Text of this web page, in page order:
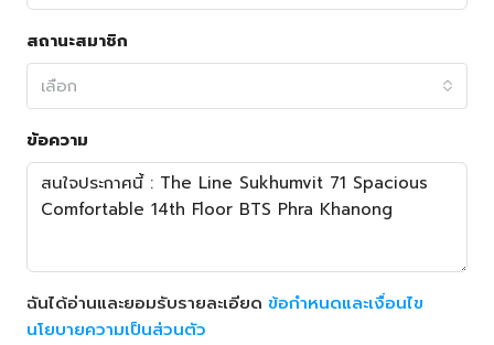
สถานะสมาชิก
เลือก
ข้อความ
ฉันได้อ่านและยอมรับรายละเอียด ข้อกำหนดและเงื่อนไข
นโยบายความเป็นส่วนตัว